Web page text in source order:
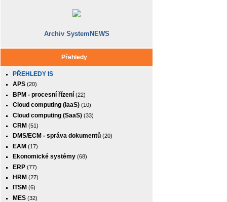
Archiv SystemNEWS
Přehledy
PŘEHLEDY IS
APS (20)
BPM - procesní řízení (22)
Cloud computing (IaaS) (10)
Cloud computing (SaaS) (33)
CRM (51)
DMS/ECM - správa dokumentů (20)
EAM (17)
Ekonomické systémy (68)
ERP (77)
HRM (27)
ITSM (6)
MES (32)